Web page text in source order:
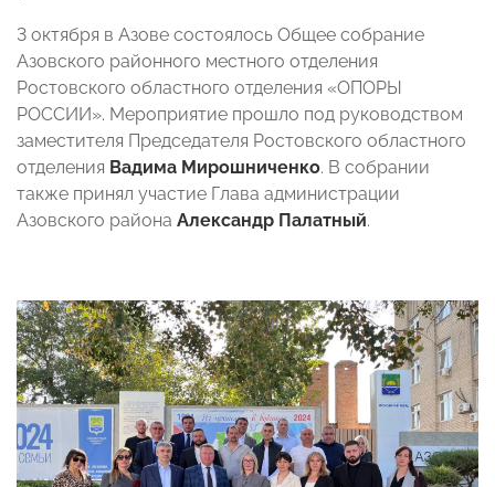
3 октября в Азове состоялось Общее собрание
Азовского районного местного отделения
Ростовского областного отделения «ОПОРЫ
РОССИИ». Мероприятие прошло под руководством
заместителя Председателя Ростовского областного
отделения Вадима Мирошниченко. В собрании
также принял участие Глава администрации
Азовского района Александр Палатный.